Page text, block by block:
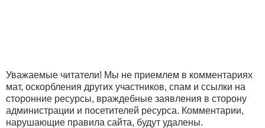
Уважаемые читатели! Мы не приемлем в комментариях
мат, оскорбления других участников, спам и ссылки на
сторонние ресурсы, враждебные заявления в сторону
администрации и посетителей ресурса. Комментарии,
нарушающие правила сайта, будут удалены.